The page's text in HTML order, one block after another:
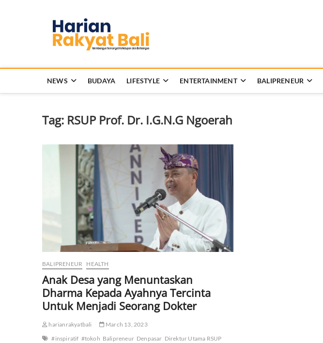
NEWS BUDAYA LIFESTYLE ENTERTAINMENT BALIPRENEUR
Tag: RSUP Prof. Dr. I.G.N.G Ngoerah
BALIPRENEUR HEALTH
Anak Desa yang Menuntaskan
Dharma Kepada Ayahnya Tercinta
Untuk Menjadi Seorang Dokter
harianrakyatbali
March 13, 2023
#inspiratif #tokoh Balipreneur Denpasar Direktur Utama RSUP